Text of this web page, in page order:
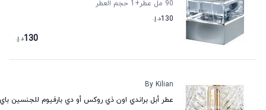
90 مل عطر
+1
حجم العطر
130د.إ.
130د.إ.
By Kilian
عطر أبل براندي اون ذي روكس أو دي بارفيوم للجنسين